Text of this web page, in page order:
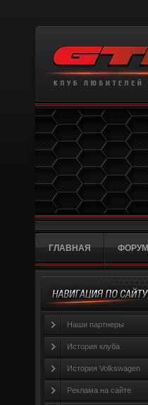
ГЛАВНАЯ ФОРУМ
Наши партнеры
История клуба
История Volkswagen
Реклама на сайте